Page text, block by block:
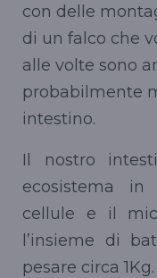
con delle
di un falco che
alle volte sono
probabilmente
intestino.
Il nostro
ecosistema
cellule e il
l’insieme di
pesare circa 1Kg.